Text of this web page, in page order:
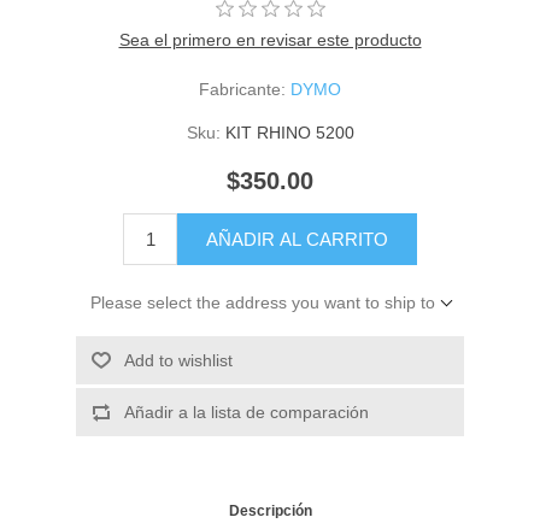
Sea el primero en revisar este producto
Fabricante: DYMO
Sku: KIT RHINO 5200
$350.00
AÑADIR AL CARRITO
Please select the address you want to ship to
Add to wishlist
Añadir a la lista de comparación
Descripción